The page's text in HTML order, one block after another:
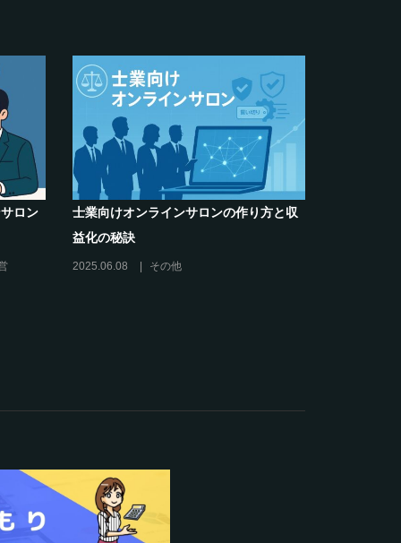
オンラインサロンの作り方と収
クリエイター系オンラインサロ